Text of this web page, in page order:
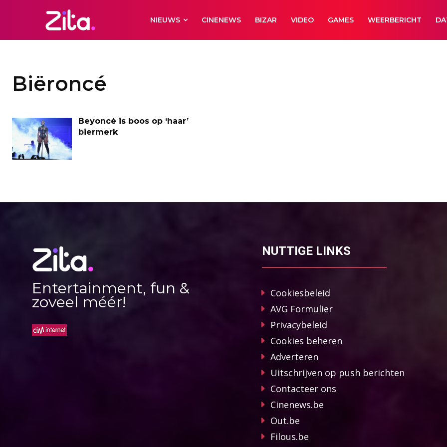
NIEUWS CINENEWS BIZAR VIDEO GAMES WEERBERICHT
Biëroncé
Beyoncé is boos op ‘haar’
biermerk
Entertainment, fun &
zoveel méér!
NUTTIGE LINKS
Cookiesbeleid
AVG Formulier
Privacybeleid
Cookies beheren
Adverteren
Uitschrijven op push berichten
Contacteer ons
Cinenews.be
Out.be
Filous.be